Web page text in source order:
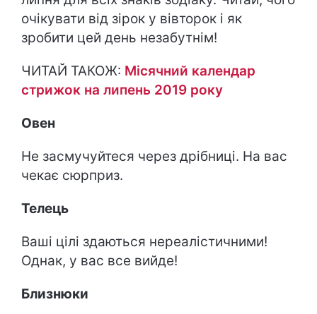
очікувати від зірок у вівторок і як
зробити цей день незабутнім!
ЧИТАЙ ТАКОЖ: Місячний календар
стрижок на липень 2019 року
Овен
Не засмучуйтеся через дрібниці. На вас
чекає сюрприз.
Телець
Ваші цілі здаються нереалістичними!
Однак, у вас все вийде!
Близнюки